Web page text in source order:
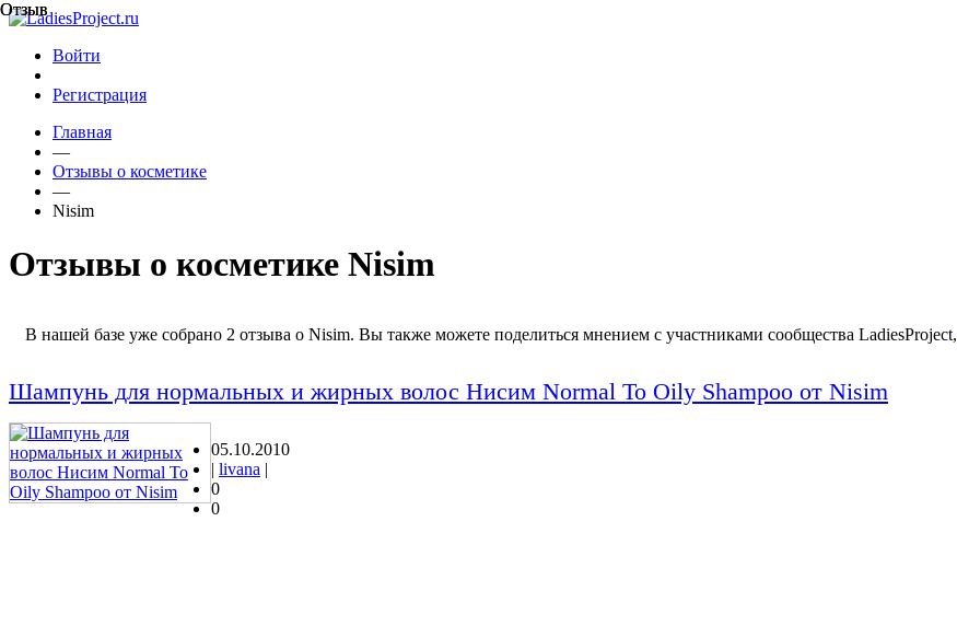
Войти
Регистрация
Главная
—
Отзывы о косметике
—
Nisim
Отзывы о косметике Nisim
В нашей базе уже собрано 2 отзыва о Nisim. Вы также можете поделиться мнением с участниками сообщества LadiesProject,
Отзыв
Шампунь для нормальных и жирных волос Нисим Normal To Oily Shampoo от Nisim
05.10.2010
| livana |
0
0
Отзыв